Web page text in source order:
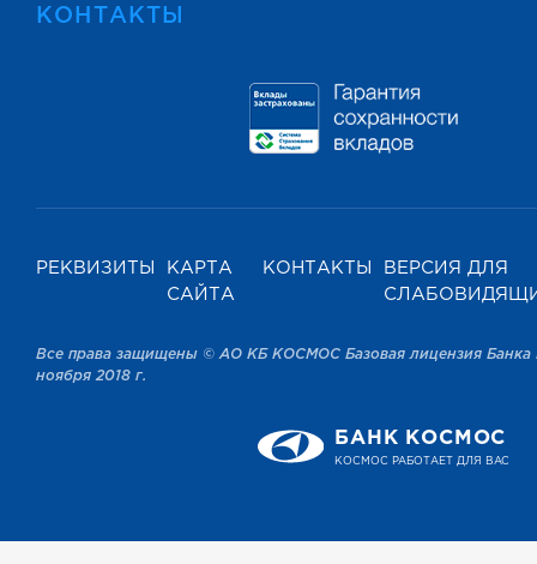
КОНТАКТЫ
РЕКВИЗИТЫ
КАРТА
САЙТА
КОНТАКТЫ
ВЕРСИЯ ДЛЯ
Все права защищены © АО КБ КОСМОС Базовая лицензия Банка
ноября 2018 г.